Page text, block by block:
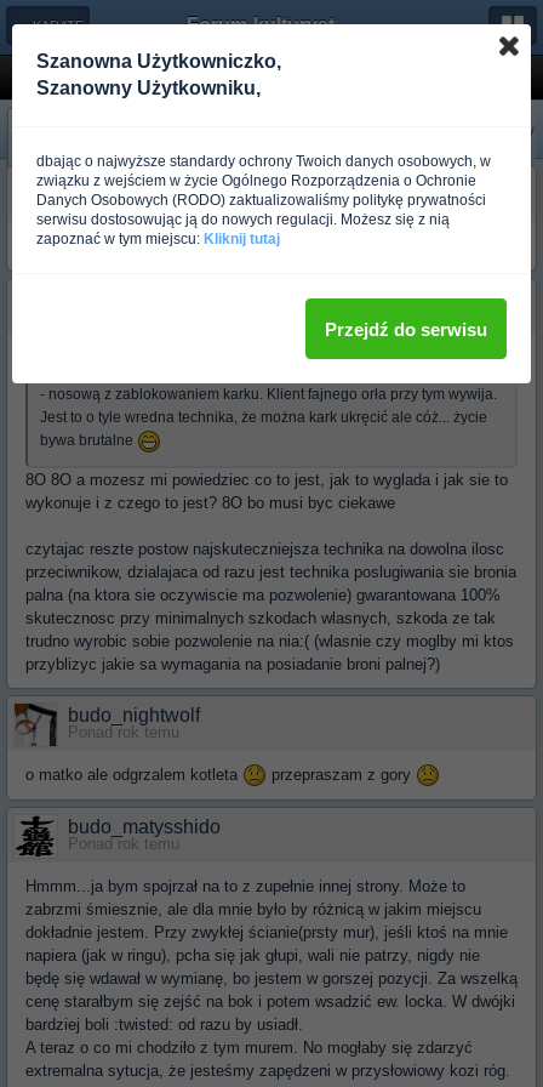
← KARATE Forum-kulturystyka.pl
Zwarcie(o w morde)
Poprzedni
Następny
»
budo_jarek
Ponad rok temu
W takim układzie lepiej być w gardzie
- nosową z zablokowaniem karku. Klient fajnego orła przy tym wywija.
Jest to o tyle wredna technika, że można kark ukręcić ale cóż... życie
bywa brutalne
8O 8O a mozesz mi powiedziec co to jest, jak to wyglada i jak sie to
wykonuje i z czego to jest? 8O bo musi byc ciekawe
czytajac reszte postow najskuteczniejsza technika na dowolna ilosc
przeciwnikow, dzialajaca od razu jest technika poslugiwania sie bronia
palna (na ktora sie oczywiscie ma pozwolenie) gwarantowana 100%
skutecznosc przy minimalnych szkodach wlasnych, szkoda ze tak
trudno wyrobic sobie pozwolenie na nia:( (wlasnie czy moglby mi ktos
przyblizyc jakie sa wymagania na posiadanie broni palnej?)
budo_nightwolf
Ponad rok temu
o matko ale odgrzalem kotleta przepraszam z gory
budo_matysshido
Ponad rok temu
Hmmm...ja bym spojrzał na to z zupełnie innej strony. Może to
zabrzmi śmiesznie, ale dla mnie było by różnicą w jakim miejscu
dokładnie jestem. Przy zwykłej ścianie(prsty mur), jeśli ktoś na mnie
napiera (jak w ringu), pcha się jak głupi, wali nie patrzy, nigdy nie
będę się wdawał w wymianę, bo jestem w gorszej pozycji. Za wszelką
cenę starałbym się zejść na bok i potem wsadzić ew. locka. W dwójki
bardziej boli :twisted: od razu by usiadł.
A teraz o co mi chodziło z tym murem. No mogłaby się zdarzyć
extremalna sytucja, że jesteśmy zapędzeni w przysłowiowy kozi róg.
Szanowna Użytkowniczko,
Szanowny Użytkowniku,
dbając o najwyższe standardy ochrony Twoich danych osobowych, w
związku z wejściem w życie Ogólnego Rozporządzenia o Ochronie
Danych Osobowych (RODO) zaktualizowaliśmy politykę prywatności
serwisu dostosowując ją do nowych regulacji. Możesz się z nią
zapoznać w tym miejscu: Kliknij tutaj
Przejdź do serwisu